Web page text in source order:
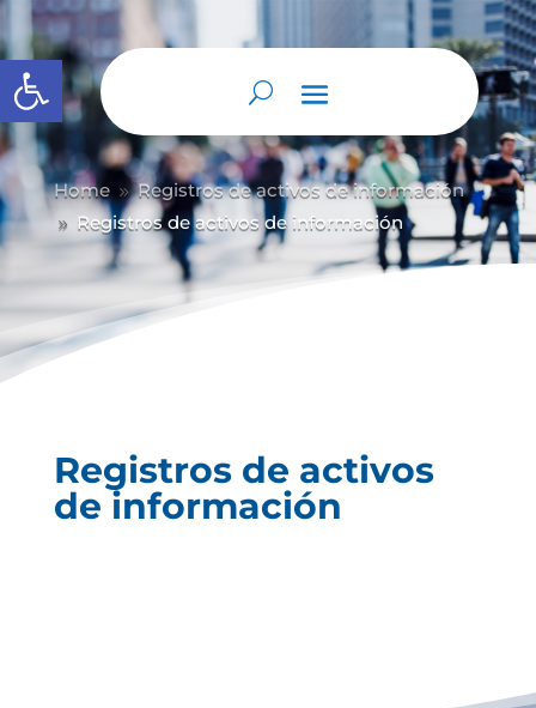
Abrir barra de herramientas
Home 9 Registros de activos de información
9 Registros de activos de información
Registros de activos
de información